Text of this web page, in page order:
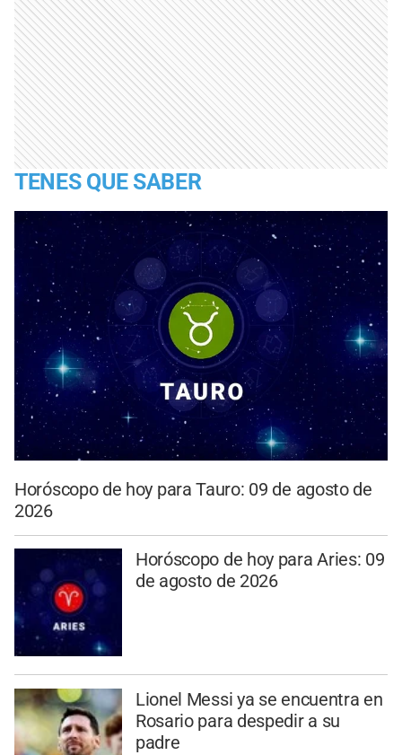
TENES QUE SABER
Horóscopo de hoy para Tauro: 09 de agosto de
2026
Horóscopo de hoy para Aries: 09
de agosto de 2026
Lionel Messi ya se encuentra en
Rosario para despedir a su
padre